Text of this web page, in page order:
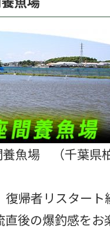
魚場 （千葉県柏
帰者リスタート
後の爆釣感をお